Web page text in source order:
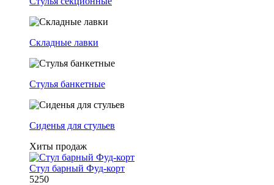
Складные лавки
Стулья банкетные
Сиденья для стульев
Хиты продаж
Стул барный Фуд-корт
5250